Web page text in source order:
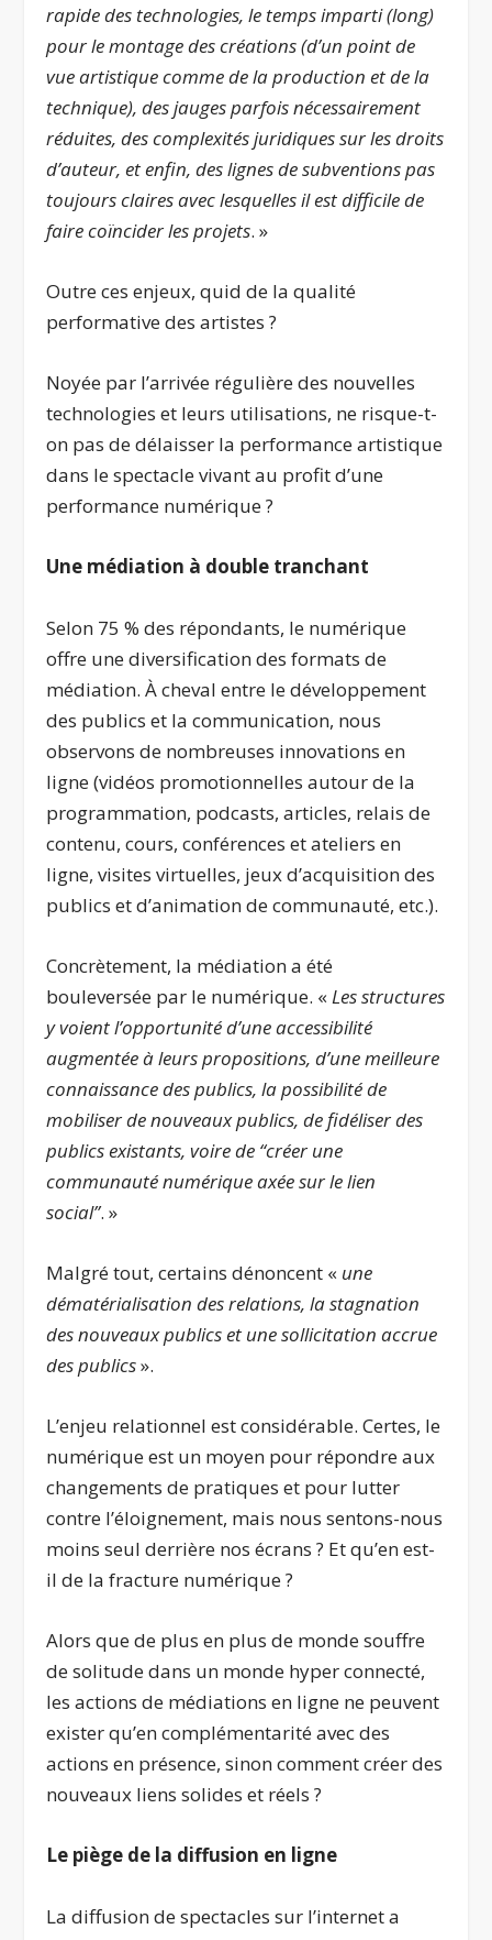
rapide des technologies, le temps imparti (long)
pour le montage des créations (d’un point de
vue artistique comme de la production et de la
technique), des jauges parfois nécessairement
réduites, des complexités juridiques sur les droits
d’auteur, et enfin, des lignes de subventions pas
toujours claires avec lesquelles il est difficile de
faire coïncider les projets. »
Outre ces enjeux, quid de la qualité
performative des artistes ?
Noyée par l’arrivée régulière des nouvelles
technologies et leurs utilisations, ne risque-t-
on pas de délaisser la performance artistique
dans le spectacle vivant au profit d’une
performance numérique ?
Une médiation à double tranchant
Selon 75 % des répondants, le numérique
offre une diversification des formats de
médiation. À cheval entre le développement
des publics et la communication, nous
observons de nombreuses innovations en
ligne (vidéos promotionnelles autour de la
programmation, podcasts, articles, relais de
contenu, cours, conférences et ateliers en
ligne, visites virtuelles, jeux d’acquisition des
publics et d’animation de communauté, etc.).
Concrètement, la médiation a été
bouleversée par le numérique. «Les structures
y voient l’opportunité d’une accessibilité
augmentée à leurs propositions, d’une meilleure
connaissance des publics, la possibilité de
mobiliser de nouveaux publics, de fidéliser des
publics existants, voire de “créer une
communauté numérique axée sur le lien
social”. »
Malgré tout, certains dénoncent « une
dématérialisation des relations, la stagnation
des nouveaux publics et une sollicitation accrue
des publics».
L’enjeu relationnel est considérable. Certes, le
numérique est un moyen pour répondre aux
changements de pratiques et pour lutter
contre l’éloignement, mais nous sentons-nous
moins seul derrière nos écrans ? Et qu’en est-
il de la fracture numérique ?
Alors que de plus en plus de monde souffre
de solitude dans un monde hyper connecté,
les actions de médiations en ligne ne peuvent
exister qu’en complémentarité avec des
actions en présence, sinon comment créer des
nouveaux liens solides et réels ?
Le piège de la diffusion en ligne
La diffusion de spectacles sur l’internet a